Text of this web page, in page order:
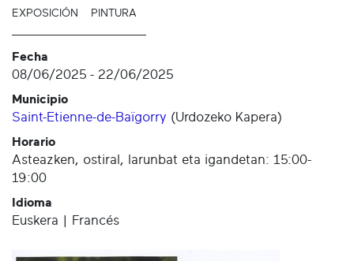
EXPOSICIÓN PINTURA
Fecha
08/06/2025 - 22/06/2025
Municipio
Saint-Etienne-de-Baïgorry (Urdozeko Kapera)
Horario
Asteazken, ostiral, larunbat eta igandetan: 15:00-
19:00
Idioma
Euskera | Francés